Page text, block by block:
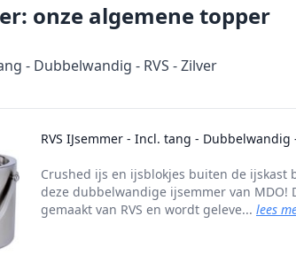
topperonze algemene topper
- Dubbelwandig - RVS - Zilver
RVS IJsemmer - Incl. tang - Dubbelwandig
Crushed ijs en ijsblokjes buiten de ijskast
deze dubbelwandige ijsemmer van MDO!
gemaakt van RVS en wordt geleve... lees